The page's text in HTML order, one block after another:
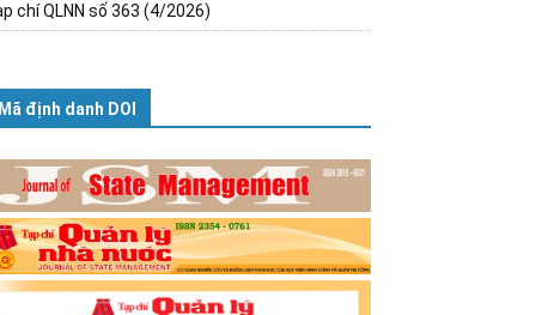
chí QLNN số 363 (4/2026)
Mã định danh DOI